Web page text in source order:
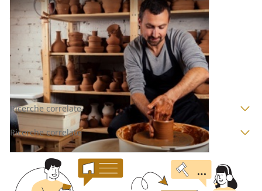
Laboratorio Artigiano all'asta a Padova
Grantorto (Padova)
Offerta minima
103.080 € 137.440 €
Codice asta:
BN5252388
Asta chiusa
Ricerche correlate
Ricerche correlate